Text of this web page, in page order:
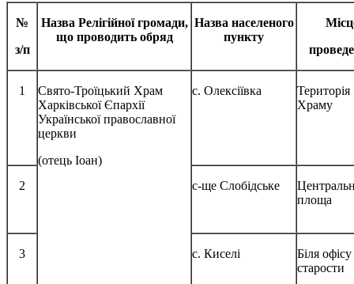
№
з/п
Назва Релігійної громади,
що проводить обряд
Назва населеного
пункту
1
Свято-Троїцький Храм
Харківської Єпархії
Української православної
церкви
(отець Іоан)
с. Олексіївка
Територія
Храму
2 с-ще Слобідське
площа
3 с. Киселі
Біля офісу
старости